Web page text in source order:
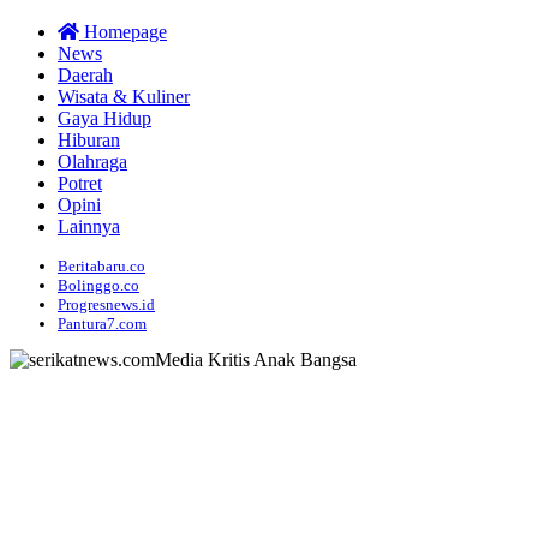
Homepage
News
Daerah
Wisata & Kuliner
Gaya Hidup
Hiburan
Olahraga
Potret
Opini
Lainnya
Beritabaru.co
Bolinggo.co
Progresnews.id
Pantura7.com